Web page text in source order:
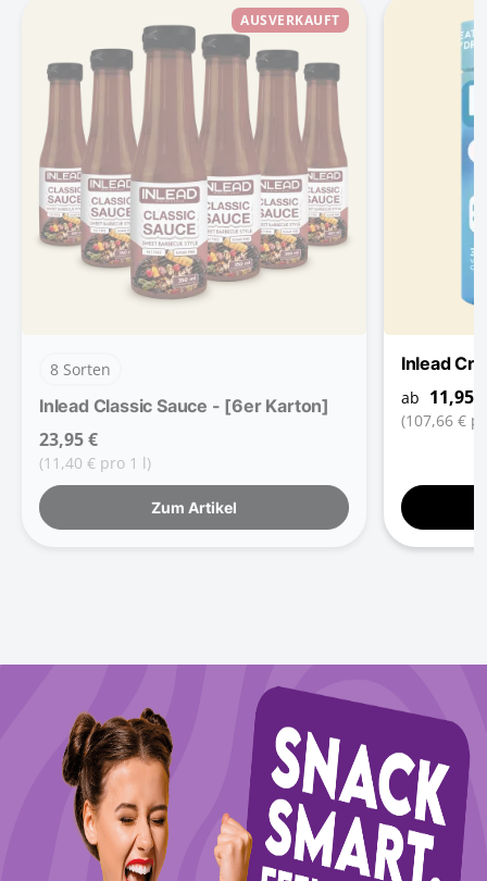
AUSVERKAUFT
8 Sorten
Inlead Classic Sauce - [6er Karton]
23,95 €
(11,40 € pro 1 l)
Zum Artikel
Inlead
ab 11,95
(107,66 €